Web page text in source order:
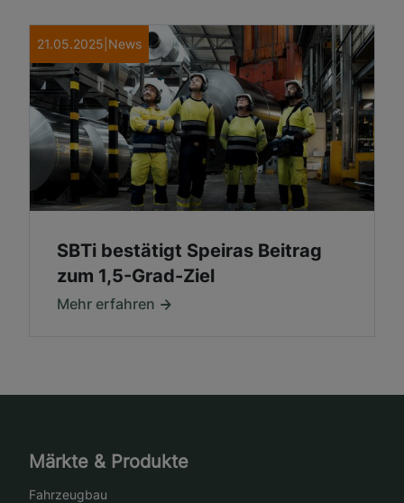
21.05.2025 News
SBTi bestätigt Speiras Beitrag
zum 1,5-Grad-Ziel
Mehr erfahren
Märkte & Produkte
Fahrzeugbau